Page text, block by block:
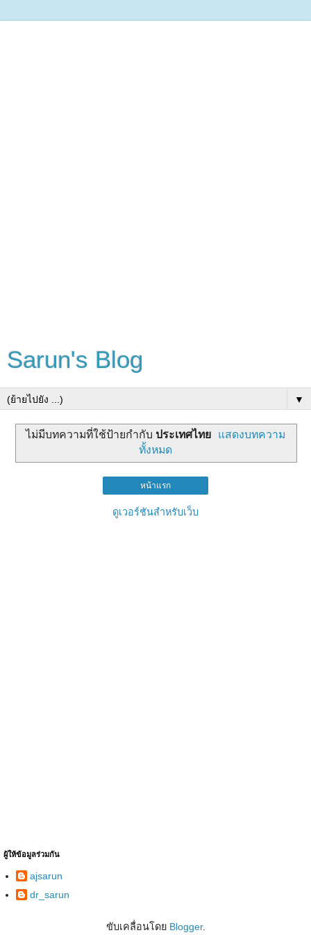
Sarun's Blog
▼
ไม่มีบทความที่ใช้ป้ายกำกับ ประเทศไทย
แสดงบทความ
ทั้งหมด
หน้าแรก
ดูเวอร์ชันสำหรับเว็บ
ผู้ให้ข้อมูลร่วมกัน
ajsarun
dr_sarun
ขับเคลื่อนโดย Blogger.